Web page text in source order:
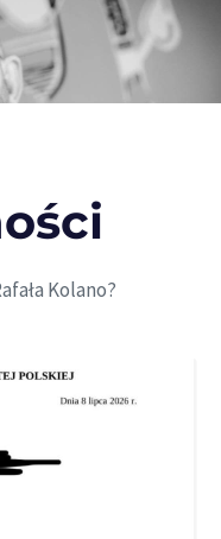
Kolano?